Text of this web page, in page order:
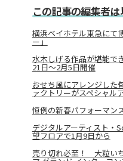
この記事の編集者
横浜ベイホテル東急にて
ー」
水木しげる作品が堪能で
21日～2月5日開催
おせち風にアレンジし
ァクトリーがスペシャル
恒例の新春パフォーマン
デジタルアーティスト
望フロアで1月9日から
売り切れ必至！ 大粒い